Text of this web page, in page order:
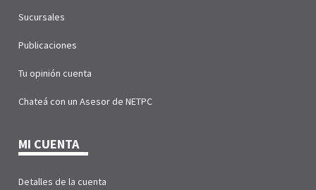
Sucursales
Publicaciones
Tu opinión cuenta
Chateá con un Asesor de NETPC
MI CUENTA
Detalles de la cuenta